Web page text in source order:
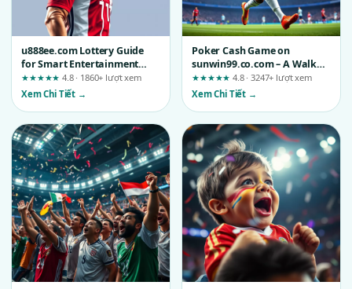
u888ee.com Lottery Guide
for Smart Entertainment
Choices
★★★★★4.8 · 1860+ lượt xem
Xem Chi Tiết →
Poker Cash Game on
sunwin99.co.com – A Walk
Through the Player’s Path
★★★★★4.8 · 3247+ lượt xem
Xem Chi Tiết →